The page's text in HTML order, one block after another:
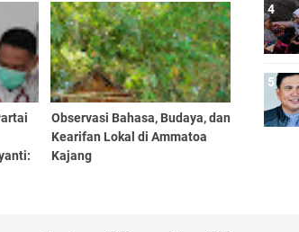
Observasi Bahasa, Budaya, dan
Kearifan Lokal di Ammatoa
Kajang